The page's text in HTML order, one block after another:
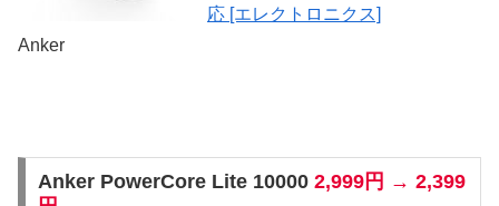
応 [エレクトロニクス]
Anker
Anker PowerCore Lite 10000 2,999円 → 2,399